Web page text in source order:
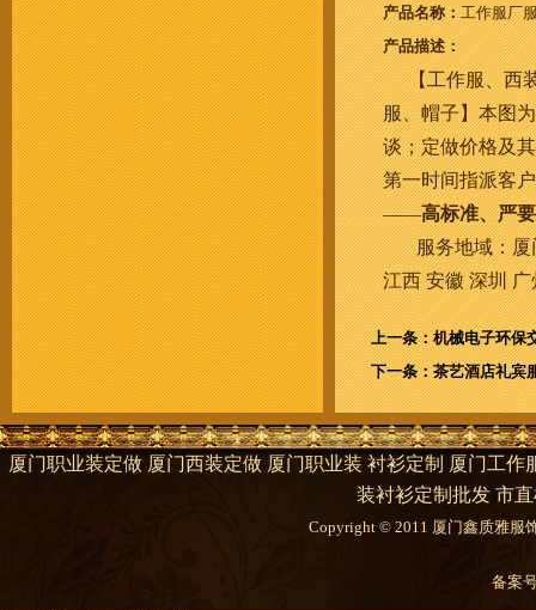
产品名称：工作服厂
产品描述：
【工作服、西
服、帽子】本图
谈；定做价格及
第一时间指派客
——高标准、严
服务地域：厦
江西 安徽 深圳 广
上一条：机械电子环保
下一条：茶艺酒店礼宾
厦门职业装定做 厦门西装定做 厦门职业装 衬衫定制 厦门工
装衬衫定制批发 市
Copyright © 2011 厦门鑫质雅服
备案